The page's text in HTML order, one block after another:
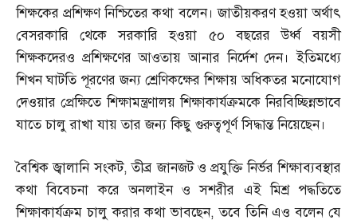
শিক্ষকের প্রশিক্ষণ নিশ্চিতের কথা বলেন। জাতীয়করণ হওয়া অর্থাৎ
বেসরকারি থেকে সরকারি হওয়া ৫০ বছরের উর্ধ্ব বয়সী
শিক্ষকদেরও প্রশিক্ষণের আওতায় আনার নির্দেশ দেন। ইতিমধ্যে
শিখন ঘাটতি পূরণের জন্য শ্রেণিকক্ষের শিক্ষায় অধিকতর মনোযোগ
দেওয়ার প্রেক্ষিতে শিক্ষামন্ত্রণালয় শিক্ষাকার্যক্রমকে নিরবিচ্ছিন্নভাবে
যাতে চালু রাখা যায় তার জন্য কিছু গুরুত্বপূর্ণ সিদ্ধান্ত নিয়েছেন।
বৈশ্বিক জ্বালানি সংকট,তীব্র জানজট ও প্রযুক্তি নির্ভর শিক্ষাব্যবস্থার
কথা বিবেচনা করে অনলাইন ও সশরীর এই মিশ্র পদ্ধতিতে
শিক্ষাকার্যক্রম চালু করার কথা ভাবছেন,তবে তিনি এও বলেন যে